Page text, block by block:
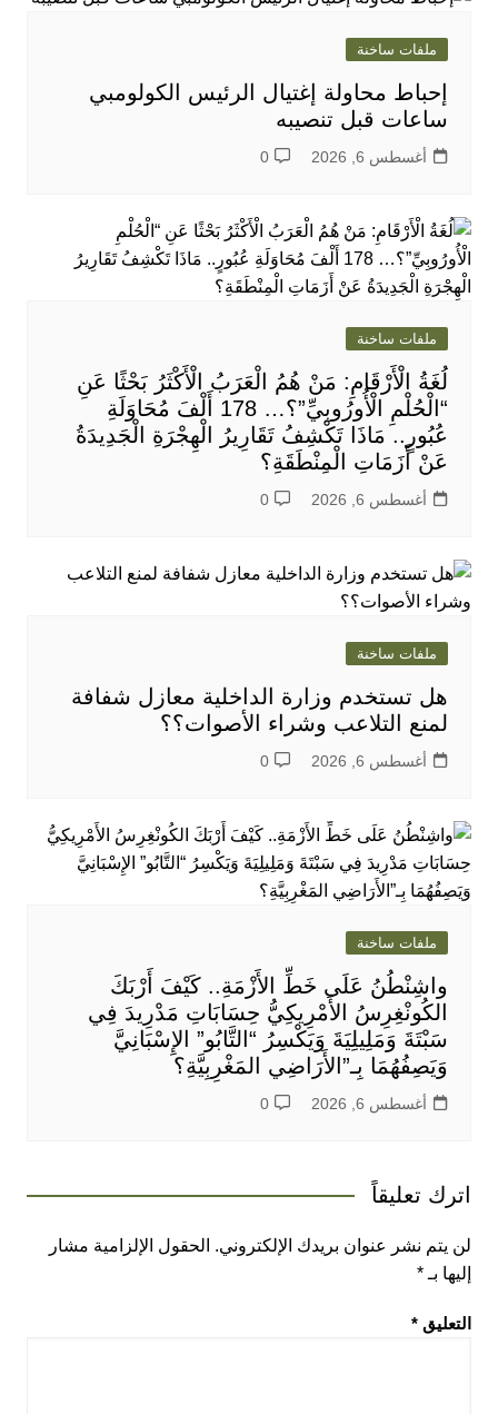
ملفات ساخنة
إحباط محاولة إغتيال الرئيس الكولومبي
ساعات قبل تنصيبه
أغسطس 6, 2026 0
ملفات ساخنة
لُغَةُ الْأَرْقَامِ: مَنْ هُمُ الْعَرَبُ الْأَكْثَرُ بَحْثًا عَنِ
“الْحُلْمِ الْأُورُوبِيِّ”؟… 178 أَلْفَ مُحَاوَلَةِ
عُبُورٍ.. مَاذَا تَكْشِفُ تَقَارِيرُ الْهِجْرَةِ الْجَدِيدَةُ
عَنْ أَزَمَاتِ الْمِنْطَقَةِ؟
أغسطس 6, 2026 0
ملفات ساخنة
هل تستخدم وزارة الداخلية معازل شفافة
لمنع التلاعب وشراء الأصوات؟؟
أغسطس 6, 2026 0
ملفات ساخنة
واشِنْطُنُ عَلَى خَطِّ الأَزْمَةِ.. كَيْفَ أَرْبَكَ
الكُونْغِرِسُ الأَمْرِيكِيُّ حِسَابَاتِ مَدْرِيدَ فِي
سَبْتَةَ وَمَلِيلِيَةَ وَيَكْسِرُ “التَّابُو” الإِسْبَانِيَّ
وَيَصِفُهُمَا بِـ”الأَرَاضِي المَغْرِبِيَّةِ؟
أغسطس 6, 2026 0
اترك تعليقاً
لن يتم نشر عنوان بريدك الإلكتروني. الحقول الإلزامية مشار
إليها بـ *
التعليق *